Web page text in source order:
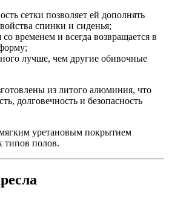
сетки позволяет ей дополнять
спинки и сиденья;
со временем и всегда возвращается в
лучше, чем другие обивочные
из литого алюминия, что
долговечность и безопасность
уретановым покрытием
типов полов.